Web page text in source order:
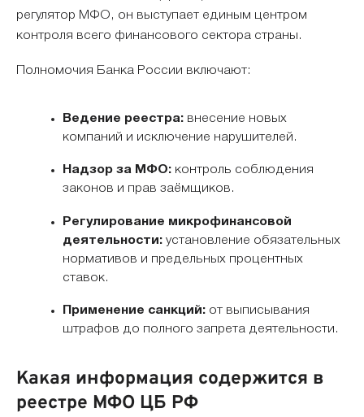
регулятор МФО, он выступает единым центром
контроля всего финансового сектора страны.
Полномочия Банка России включают:
Ведение реестра:внесение новых
компаний и исключение нарушителей.
Надзор за МФО:контроль соблюдения
законов и прав заёмщиков.
Регулирование микрофинансовой
деятельности:установление обязательных
нормативов и предельных процентных
ставок.
Применение санкций:от выписывания
штрафов до полного запрета деятельности.
Какая информация содержится в
реестре МФО ЦБ РФ